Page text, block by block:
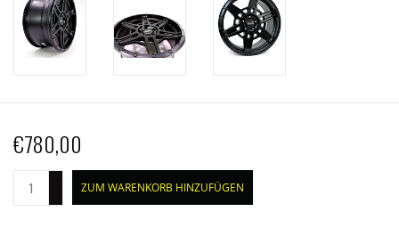
€780,00
ZUM WARENKORB HINZUFÜGEN